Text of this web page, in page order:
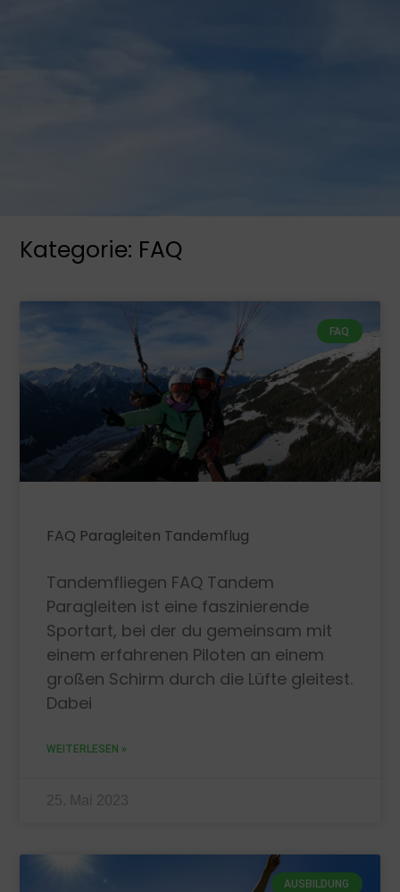
Kategorie: FAQ
FAQ
FAQ Paragleiten Tandemflug
Tandemfliegen FAQ Tandem
Paragleiten ist eine faszinierende
Sportart, bei der du gemeinsam mit
einem erfahrenen Piloten an einem
großen Schirm durch die Lüfte gleitest.
Dabei
WEITERLESEN »
25. Mai 2023
AUSBILDUNG